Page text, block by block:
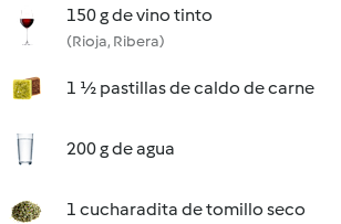
150 g de vino tinto
(Rioja, Ribera)
1 ½ pastillas de caldo de carne
200 g de agua
1 cucharadita de tomillo seco